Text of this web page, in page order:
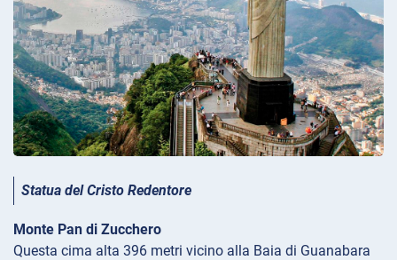
Statua del Cristo Redentore
Monte Pan di Zucchero
Questa cima alta 396 metri vicino alla Baia di Guanabara